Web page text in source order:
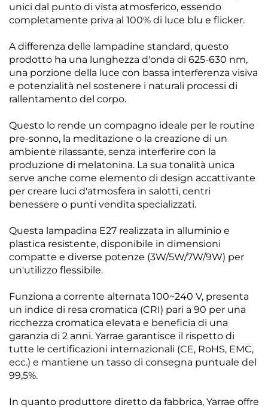
unici dal punto di vista atmosferico, essendo
completamente priva al 100% di luce blu e flicker.
A differenza delle lampadine standard, questo
prodotto ha una lunghezza d'onda di 625-630 nm,
una porzione della luce con bassa interferenza visiva
e potenzialità nel sostenere i naturali processi di
rallentamento del corpo.
Questo lo rende un compagno ideale per le routine
pre-sonno, la meditazione o la creazione di un
ambiente rilassante, senza interferire con la
produzione di melatonina. La sua tonalità unica
serve anche come elemento di design accattivante
per creare luci d'atmosfera in salotti, centri
benessere o punti vendita specializzati.
Questa lampadina E27 realizzata in alluminio e
plastica resistente, disponibile in dimensioni
compatte e diverse potenze (3W/5W/7W/9W) per
un'utilizzo flessibile.
Funziona a corrente alternata 100~240 V, presenta
un indice di resa cromatica (CRI) pari a 90 per una
ricchezza cromatica elevata e beneficia di una
garanzia di 2 anni. Yarrae garantisce il rispetto di
tutte le certificazioni internazionali (CE, RoHS, EMC,
ecc.) e mantiene un tasso di consegna puntuale del
99,5%.
In quanto produttore diretto da fabbrica, Yarrae offre